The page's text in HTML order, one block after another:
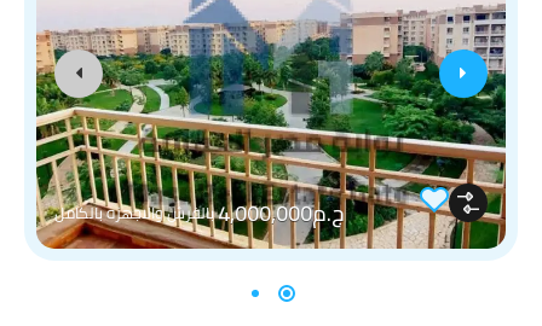
ج.م4,000,000 بالفرش والاجهزه بالكامل